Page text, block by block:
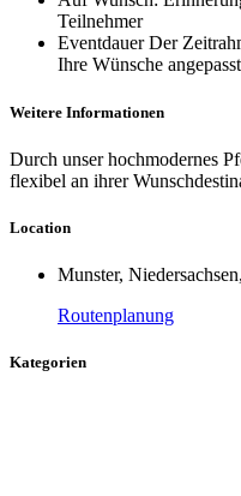
Teilnehmer
Eventdauer Der
Ihre Wünsche
Weitere Informationen
Durch unser hochmodernes
flexibel an ihrer
Location
Munster,
Routenplanung
Kategorien